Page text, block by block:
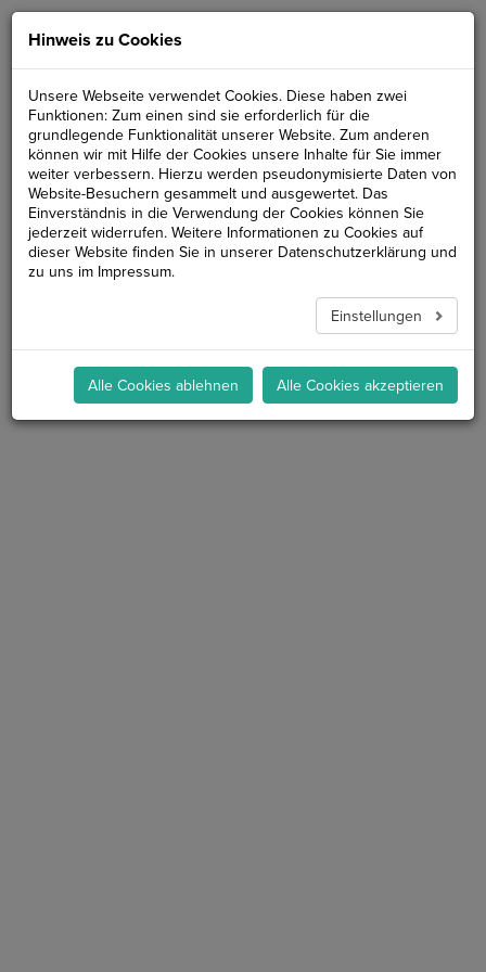
aus dem Team der Bikeschule
"KETTENJAGD"
Hinweis zu Cookies
Unsere Webseite verwendet Cookies. Diese haben zwei
Funktionen: Zum einen sind sie erforderlich für die
grundlegende Funktionalität unserer Website. Zum anderen
können wir mit Hilfe der Cookies unsere Inhalte für Sie immer
weiter verbessern. Hierzu werden pseudonymisierte Daten von
Website-Besuchern gesammelt und ausgewertet. Das
Einverständnis in die Verwendung der Cookies können Sie
jederzeit widerrufen. Weitere Informationen zu Cookies auf
dieser Website finden Sie in unserer Datenschutzerklärung und
zu uns im Impressum.
Einstellungen
Alle Cookies ablehnen Alle Cookies akzeptieren